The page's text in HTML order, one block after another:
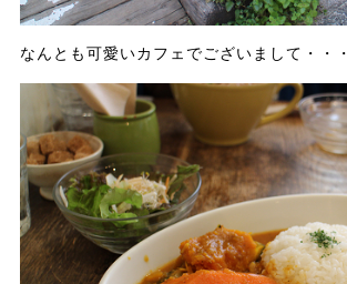
なんとも可愛いカフェでございまして・・・